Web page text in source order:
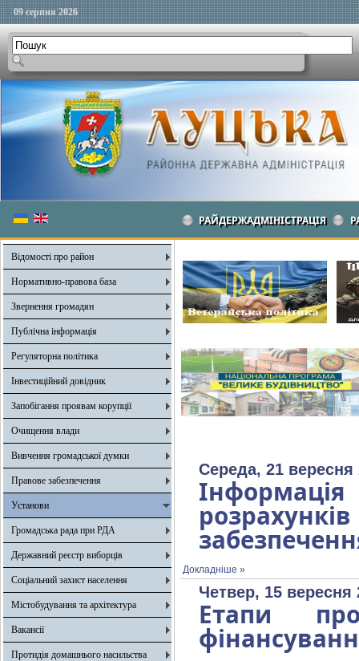
09 серпня 2026
РАЙДЕРЖАДМІНІСТРАЦІЯ
Відомості про район
Нормативно-правова база
Звернення громадян
Публічна інформація
Регуляторна політика
Інвестиційний довідник
Запобігання проявам корупції
Очищення влади
Вивчення громадської думки
Правове забезпечення
Установи
Громадська рада при РДА
Державний реєстр виборців
Соціальний захист населення
Містобудування та архітектура
Вакансії
Протидія домашнього насильства
Середа, 21 вересня
Докладніше »
Четвер, 15 вересня
Етапи